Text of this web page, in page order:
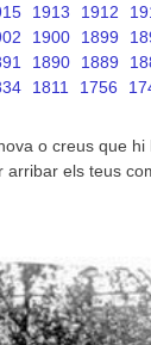
1913 1912
1900 1899
1890 1889
1811 1756
o creus que hi
arribar els teus